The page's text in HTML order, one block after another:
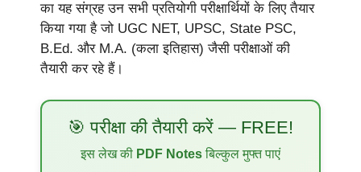
का यह संग्रह उन सभी प्रतियोगी परीक्षार्थियों के लिए तैयार
किया गया है जो UGC NET, UPSC, State PSC,
B.Ed. और M.A. (कला इतिहास) जैसी परीक्षाओं की
तैयारी कर रहे हैं।
🎯 परीक्षा की तैयारी करें — FREE!
इस लेख की PDF Notesबिल्कुल मुफ्त पाएं